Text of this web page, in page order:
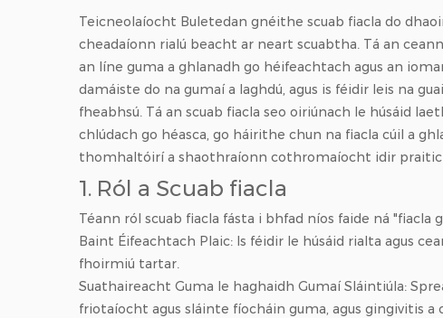
Teicneolaíocht Buletedan gnéithe scuab fiacla do
cheadaíonn rialú beacht ar neart scuabtha. Tá an
an líne guma a ghlanadh go héifeachtach agus an
damáiste do na gumaí a laghdú, agus is féidir leis na
fheabhsú. Tá an scuab fiacla seo oiriúnach le húsáid
chlúdach go héasca, go háirithe chun na fiacla cúil a
thomhaltóirí a shaothraíonn cothromaíocht idir
1. Ról a Scuab fiacla
Téann ról scuab fiacla fásta i bhfad níos faide ná "fiacla
Baint Éifeachtach Plaic: Is féidir le húsáid rialta agus
fhoirmiú tartar.
Suathaireacht Guma le haghaidh Gumaí Sláintiúla:
friotaíocht agus sláinte fíocháin guma, agus gingivitis a